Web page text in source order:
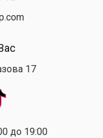
17
до 19:00